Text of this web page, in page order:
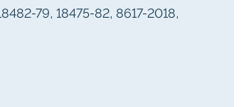
79, 18475-82, 8617-2018,